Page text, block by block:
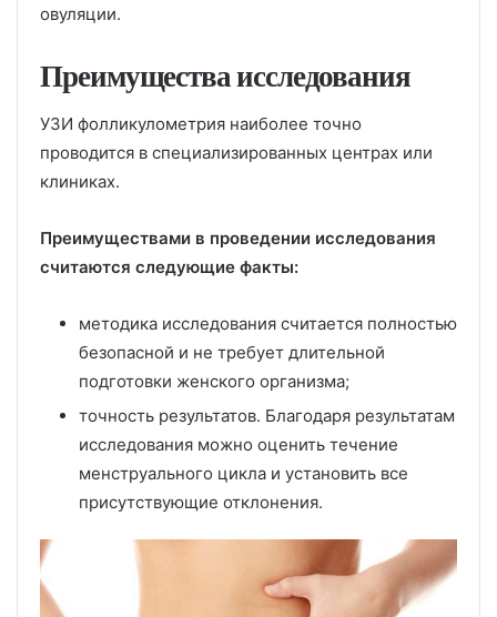
овуляции.
Преимущества исследования
УЗИ фолликулометрия наиболее точно
проводится в специализированных центрах или
клиниках.
Преимуществами в проведении исследования
считаются следующие факты:
методика исследования считается полностью
безопасной и не требует длительной
подготовки женского организма;
точность результатов. Благодаря результатам
исследования можно оценить течение
менструального цикла и установить все
присутствующие отклонения.